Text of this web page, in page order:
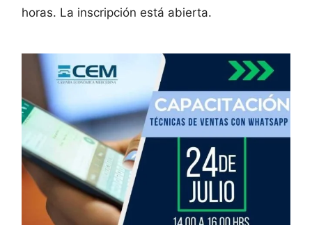
horas. La inscripción está abierta.